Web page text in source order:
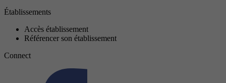
Établissements
Accès établissement
Référencer son établissement
Connect